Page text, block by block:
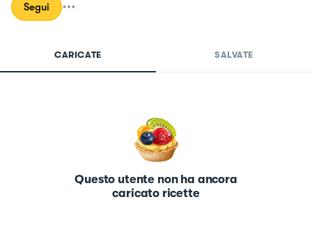
Segui
CARICATE SALVATE
Questo utente non ha ancora
caricato ricette